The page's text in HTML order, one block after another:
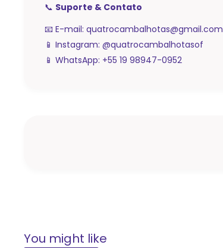
📞 Suporte & Contato
📧 E-mail: quatrocambalhotas@gmail.com
📱 Instagram: @quatrocambalhotasof
📱 WhatsApp: +55 19 98947-0952
You might like